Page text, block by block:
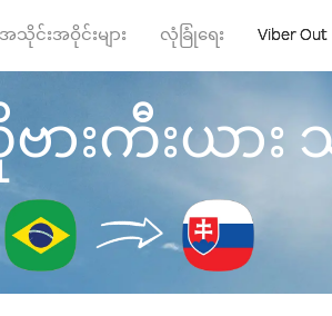
အသိုင်းအဝိုင်းများ လုံခြုံရေး Viber Out
းကီးယား